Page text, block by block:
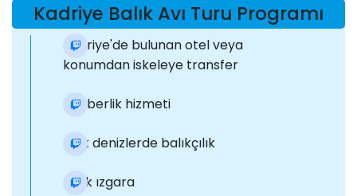
Kadriye Balık Avı Turu Programı
Kadriye'de bulunan otel veya
konumdan iskeleye transfer
Rehberlik hizmeti
Açık denizlerde balıkçılık
Balık ızgara